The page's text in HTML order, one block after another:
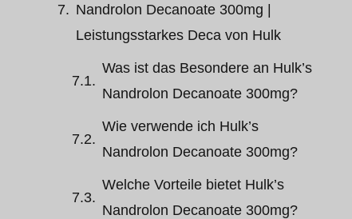
Nandrolon Decanoate 300mg |
Leistungsstarkes Deca von Hulk
Was ist das Besondere an Hulk’s
Nandrolon Decanoate 300mg?
Wie verwende ich Hulk’s
Nandrolon Decanoate 300mg?
Welche Vorteile bietet Hulk’s
Nandrolon Decanoate 300mg?